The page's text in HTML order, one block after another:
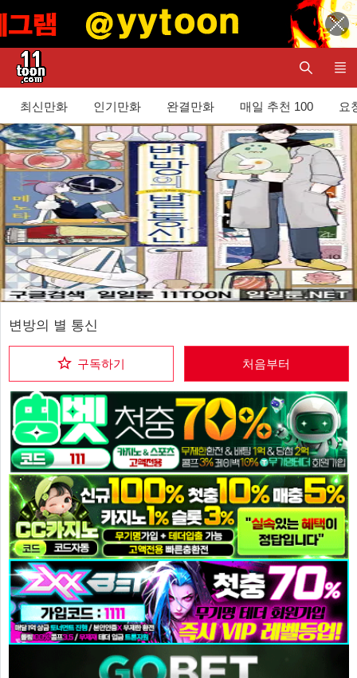
최신만화 인기만화 완결만화 매일 추천 100 요
변방의 별 통신
구독하기 처음부터